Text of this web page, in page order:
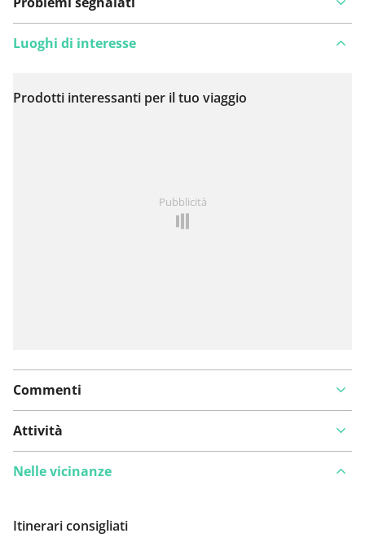
Visualizza sulla mappa
Luoghi di interesse
Prodotti interessanti per il tuo viaggio
Pubblicità
Commenti
Attività
Nelle vicinanze
Itinerari consigliati